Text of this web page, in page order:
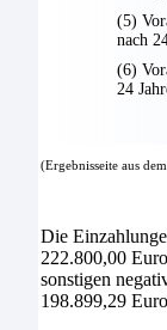
(5)
nach
(6)
24
(Ergebnisseite aus
Die
222.800,00
sonstigen
198.899,29